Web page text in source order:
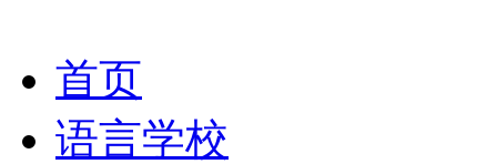
首页
语言学校